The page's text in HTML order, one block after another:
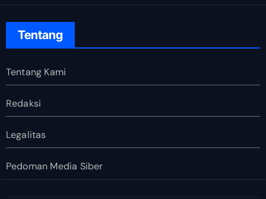
Tentang
Tentang Kami
Redaksi
Legalitas
Pedoman Media Siber